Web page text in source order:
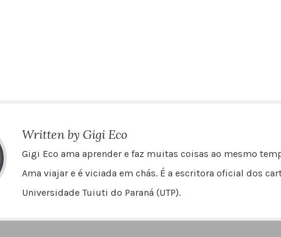
Written by Gigi Eco
Gigi Eco ama aprender e faz muitas coisas ao mesmo
Ama viajar e é viciada em chás. É a escritora oficial dos
Universidade Tuiuti do Paraná (UTP).